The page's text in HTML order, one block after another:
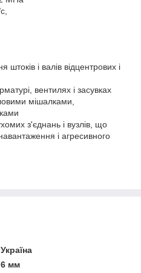
і валів відцентрових і
вентилях і засувках
мішалками,
з'єднань і вузлів, що
і агресивного
Україна
6 мм